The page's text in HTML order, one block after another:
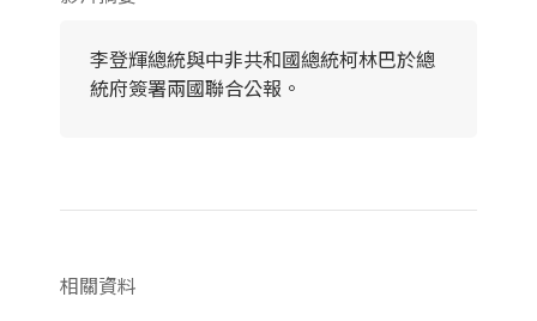
李登輝總統與中非共和國總統柯林巴於總
統府簽署兩國聯合公報。
相關資料